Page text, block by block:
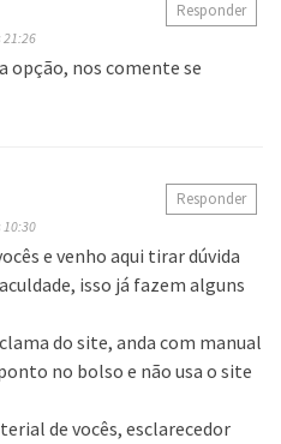
21:26
opção, nos comente se
Responder
10:30
e venho aqui tirar dúvida
isso já fazem alguns
do site, anda com manual
no bolso e não usa o site
de vocês, esclarecedor
Responder